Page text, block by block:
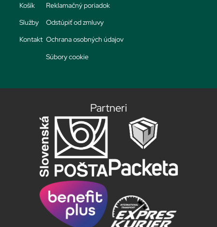
Košík
Služby
Kontakt
Reklamačný poriadok
Odstúpiť od zmluvy
Ochrana osobných údajov
Súbory cookie
Partneri